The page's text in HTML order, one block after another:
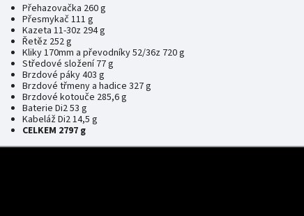
Přehazovačka 260 g
Přesmykač 111 g
Kazeta 11-30z 294 g
Řetěz 252 g
Kliky 170mm a převodníky 52/36z 720 g
Středové složení 77 g
Brzdové páky 403 g
Brzdové třmeny a hadice 327 g
Brzdové kotouče 285,6 g
Baterie Di2 53 g
Kabeláž Di2 14,5 g
CELKEM 2797 g